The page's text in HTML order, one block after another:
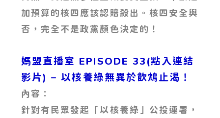
加預算的核四應該認賠殺出。核四安全與
否，完全不是政黨顏色決定的！
媽盟直播室 EPISODE 33(點入連結
影片) – 以核養綠無異於飲鴆止渴！
內容：
針對有民眾發起「以核養綠」公投連署，